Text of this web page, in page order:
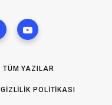
TÜM YAZILAR
GIZLILIK POLITIKASI